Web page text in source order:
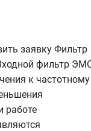
заявку Фильтр
фильтр
к частотному
работе